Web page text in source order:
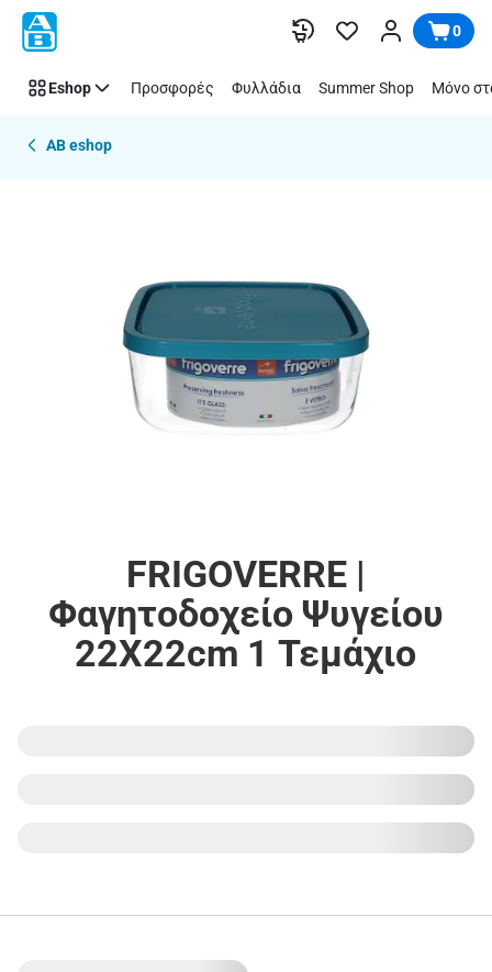
Παράλειψη 0
Eshop Προσφορές Φυλλάδια Summer Shop Μόνο
AB eshop
FRIGOVERRE |
Φαγητοδοχείο Ψυγείου
22X22cm 1 Τεμάχιο